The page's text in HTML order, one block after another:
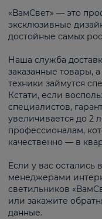
«ВамСвет» — это
эксклюзивные
достойные самых
Наша служба
заказанные товары,
техники займутся
Кстати, если
специалистов,
увеличивается до 2
профессионалам,
качественно — в
Если у вас остались
менеджерами
светильников
или закажите
данные.